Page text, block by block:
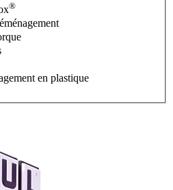
®
en plastique